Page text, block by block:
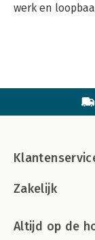
werk en
Zakelijk
Altijd op de